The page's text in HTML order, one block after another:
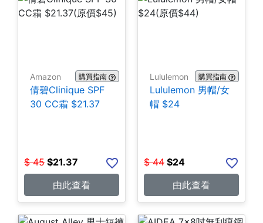
Amazon 購買指南
倩碧Clinique SPF
30 CC霜 $21.37
$ 45 $21.37
由此查看
Lululemon 購買指南
Lululemon 男帽/女
帽 $24
$ 44 $24
由此查看